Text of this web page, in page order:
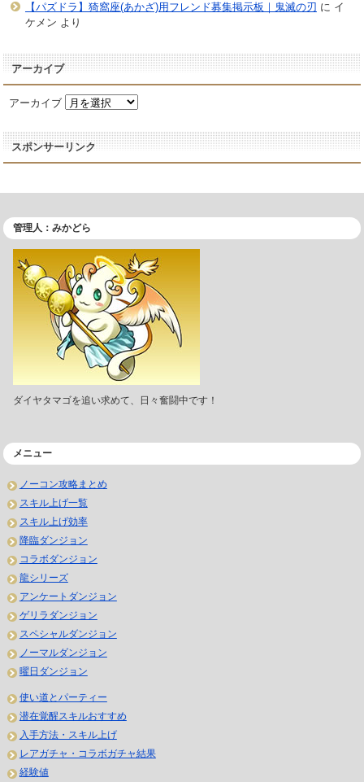
【パズドラ】猗窩座(あかざ)用フレンド募集掲示板｜鬼滅の刃 に イ
ケメン より
アーカイブ
アーカイブ
スポンサーリンク
管理人：みかどら
ダイヤタマゴを追い求めて、日々奮闘中です！
メニュー
ノーコン攻略まとめ
スキル上げ一覧
スキル上げ効率
降臨ダンジョン
コラボダンジョン
龍シリーズ
アンケートダンジョン
ゲリラダンジョン
スペシャルダンジョン
ノーマルダンジョン
曜日ダンジョン
使い道とパーティー
潜在覚醒スキルおすすめ
入手方法・スキル上げ
レアガチャ・コラボガチャ結果
経験値